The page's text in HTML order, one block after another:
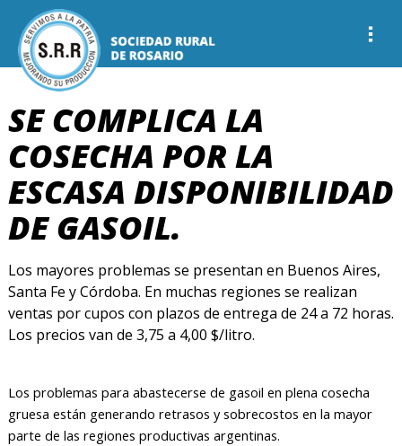
SE COMPLICA LA
COSECHA POR LA
ESCASA DISPONIBILIDAD
DE GASOIL.
Los mayores problemas se presentan en Buenos Aires,
Santa Fe y Córdoba. En muchas regiones se realizan
ventas por cupos con plazos de entrega de 24 a 72 horas.
Los precios van de 3,75 a 4,00 $/litro.
Los problemas para abastecerse de gasoil en plena cosecha
gruesa están generando retrasos y sobrecostos en la mayor
parte de las regiones productivas argentinas.